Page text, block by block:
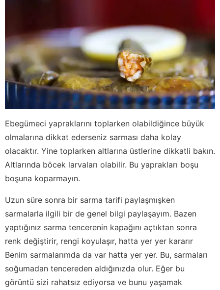
Ebegümeci yapraklarını toplarken olabildiğince büyük
olmalarına dikkat ederseniz sarması daha kolay
olacaktır. Yine toplarken altlarına üstlerine dikkatli bakın.
Altlarında böcek larvaları olabilir. Bu yaprakları boşu
boşuna koparmayın.
Uzun süre sonra bir sarma tarifi paylaşmışken
sarmalarla ilgili bir de genel bilgi paylaşayım. Bazen
yaptığınız sarma tencerenin kapağını açtıktan sonra
renk değiştirir, rengi koyulaşır, hatta yer yer kararır
Benim sarmalarımda da var hatta yer yer. Bu, sarmaları
soğumadan tencereden aldığınızda olur. Eğer bu
görüntü sizi rahatsız ediyorsa ve bunu yaşamak